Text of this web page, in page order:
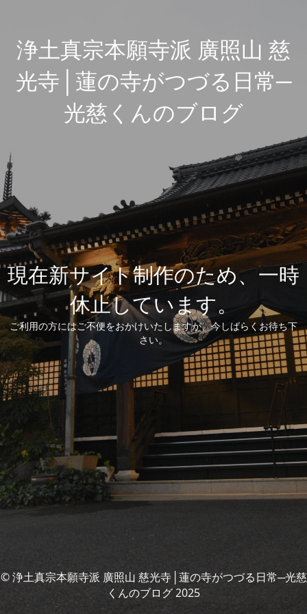
浄土真宗本願寺派 廣照山 慈
光寺│蓮の寺がつづる日常─
光慈くんのブログ
現在新サイト制作のため、一時
休止しています。
ご利用の方にはご不便をおかけいたしますが、今しばらくお待ち下
さい。
© 浄土真宗本願寺派 廣照山 慈光寺│蓮の寺がつづる日常─光慈
くんのブログ 2025